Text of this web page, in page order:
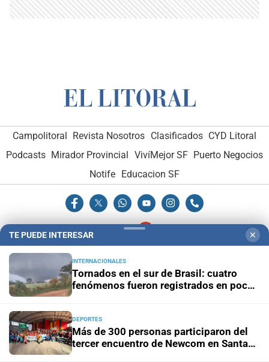
Campolitoral Revista Nosotros Clasificados CYD Litoral
Podcasts Mirador Provincial VivíMejor SF Puerto Negocios
Notife Educacion SF
Hemeroteca Digital (1930-1979)
Administración y Publicidad-Elementos institucionales
Opcionales con El Litoral
El Litoral es miembro de:
TE PUEDE INTERESAR ✕
INTERNACIONALES
Tornados en el sur de Brasil: cuatro
fenómenos fueron registrados en pocos
DEPORTES
Más de 300 personas participaron del
tercer encuentro de Newcom en Santa